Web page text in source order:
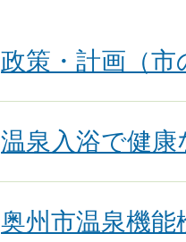
政策・計画（
温泉入浴で健康
奥州市温泉機能